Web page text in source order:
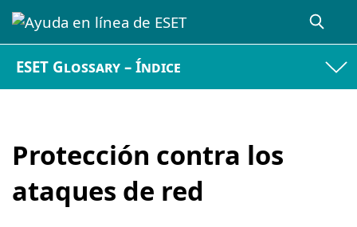
ESET Glossary – Índice
Protección contra los
ataques de red